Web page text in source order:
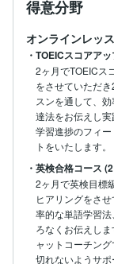
得意分野
オンラインレッ
・TOEICスコアア
2ヶ月でTOEICス
をさせていただ
スンを通して、
達法をお伝えし
学習進捗のフィ
トをいたします。
・英検合格コース
2ヶ月で英検目標
ヒアリングをさ
率的な単語学習
ろなくお伝えし
ャットコーチン